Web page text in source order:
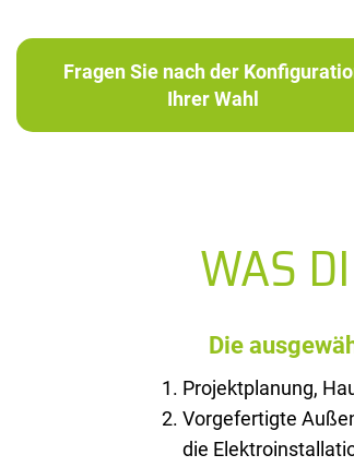
Fragen Sie nach der
Ihrer Wahl
WAS
Die
Projektplanung,
Vorgefertigte
die